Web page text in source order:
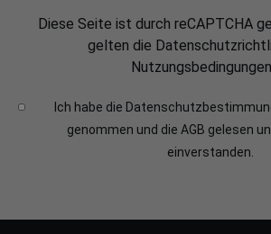
Diese Seite ist durch reCAPTCHA
gelten die
Nutzungsbedingungen
Ich habe die
genommen und die AGB gelesen
einverstanden.